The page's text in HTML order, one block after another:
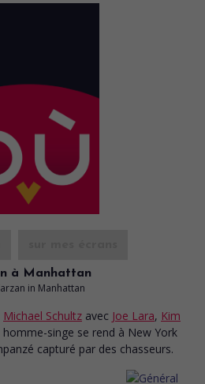
à Manhattan
in Manhattan
Michael Schultz avec Joe Lara, Kim
homme-singe se rend à New York
capturé par des chasseurs.